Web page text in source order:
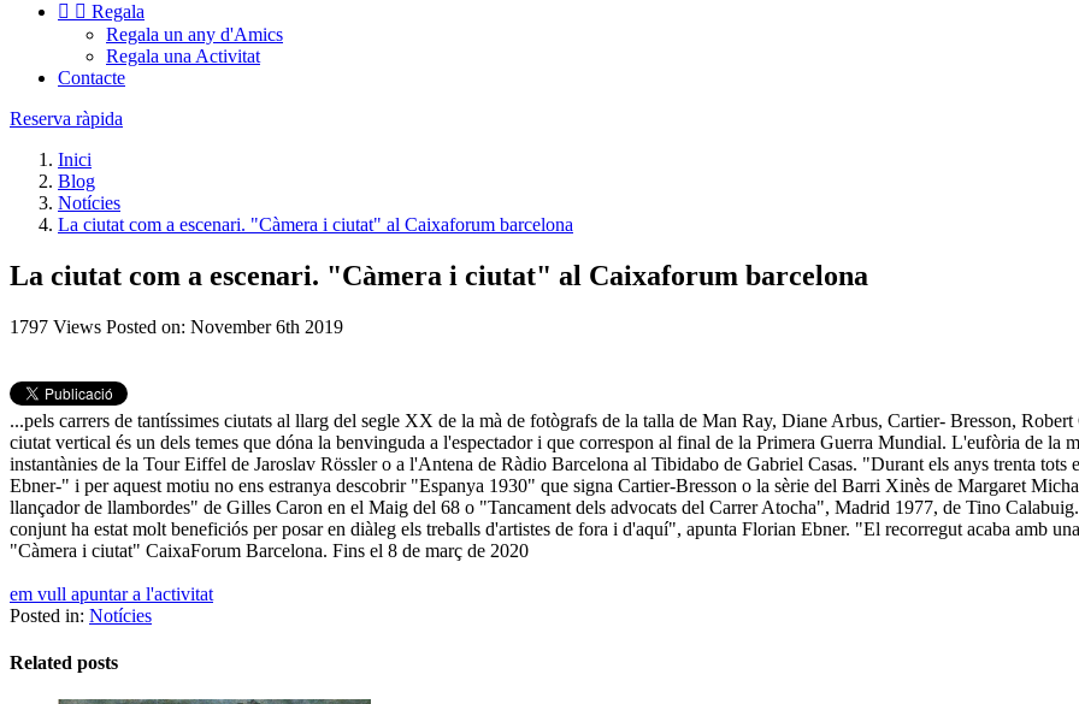
  Regala
Regala un any d'Amics
Regala una Activitat
Contacte
Reserva ràpida
Inici
Blog
Notícies
La ciutat com a escenari. "Càmera i ciutat" al Caixaforum barcelona
La ciutat com a escenari. "Càmera i ciutat" al Caixaforum barcelona
1797 Views Posted on: November 6th 2019
...pels carrers de tantíssimes ciutats al llarg del segle XX de la mà de fotògrafs de la talla de Man Ray, Diane Arbus, Cartier- Bresson,
ciutat vertical és un dels temes que dóna la benvinguda a l'espectador i que correspon al final de la Primera Guerra Mundial. L'eufòria de la
instantànies de la Tour Eiffel de Jaroslav Rössler o a l'Antena de Ràdio Barcelona al Tibidabo de Gabriel Casas. "Durant els anys trenta tots
Ebner-" i per aquest motiu no ens estranya descobrir "Espanya 1930" que signa Cartier-Bresson o la sèrie del Barri Xinès de Margaret
llançador de llambordes" de Gilles Caron en el Maig del 68 o "Tancament dels advocats del Carrer Atocha", Madrid 1977, de Tino
conjunt ha estat molt beneficiós per posar en diàleg els treballs d'artistes de fora i d'aquí", apunta Florian Ebner. "El recorregut acaba amb
"Càmera i ciutat" CaixaForum Barcelona. Fins el 8 de març de 2020
em vull apuntar a l'activitat
Posted in: Notícies
Related posts